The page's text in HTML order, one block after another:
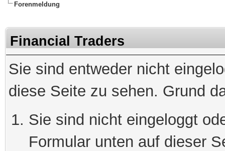
Forenmeldung
Financial Traders
Sie sind entweder nicht
diese Seite zu sehen. Grund
Sie sind nicht eingeloggt
Formular unten auf dieser